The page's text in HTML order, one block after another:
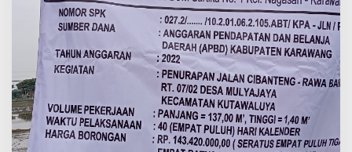
P
a
k
n
a
a